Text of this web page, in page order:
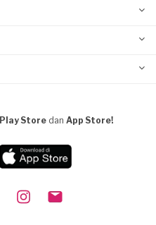
Play Store dan App Store!